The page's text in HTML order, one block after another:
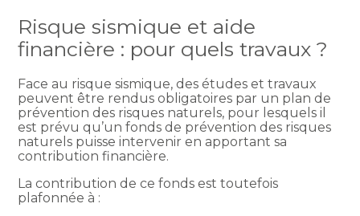
Risque sismique et aide
financière : pour quels travaux ?
Face au risque sismique, des études et travaux
peuvent être rendus obligatoires par un plan de
prévention des risques naturels, pour lesquels il
est prévu qu’un fonds de prévention des risques
naturels puisse intervenir en apportant sa
contribution financière.
La contribution de ce fonds est toutefois
plafonnée à :